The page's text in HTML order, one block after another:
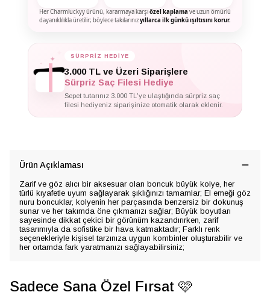
Her Charmluckyy ürünü, kararmaya karşıözel kaplama ve uzun ömürlü
dayanıklılıkla üretilir; böylece takılarınızyıllarca ilk günkü ışıltısını korur.
✦ SÜRPRİZ HEDİYE
3.000 TL ve Üzeri Siparişlere
Sürpriz Saç Filesi Hediye
Sepet tutarınız 3.000 TL'ye ulaştığında sürpriz saç
filesi hediyeniz siparişinize otomatik olarak eklenir.
Ürün Açıklaması
Zarif ve göz alıcı bir aksesuar olan boncuk büyük kolye, her
türlü kıyafetle uyum sağlayarak şıklığınızı tamamlar; El emeği göz
nuru boncuklar, kolyenin her parçasında benzersiz bir dokunuş
sunar ve her takımda öne çıkmanızı sağlar; Büyük boyutları
sayesinde dikkat çekici bir görünüm kazandırırken, zarif
tasarımıyla da sofistike bir hava katmaktadır; Farklı renk
seçenekleriyle kişisel tarzınıza uygun kombinler oluşturabilir ve
her ortamda fark yaratmanızı sağlayabilirsiniz;
Sadece Sana Özel Fırsat 🩷